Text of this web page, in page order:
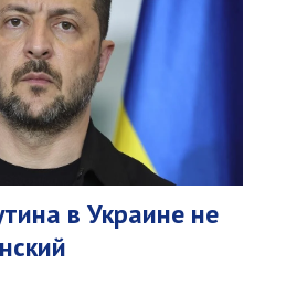
в Украине не